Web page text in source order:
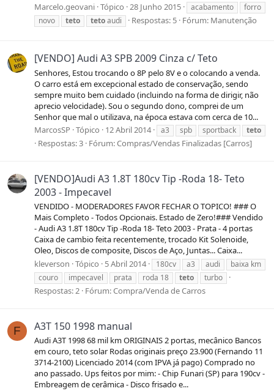
Marcelo.geovani Tópico 28 Junho 2015 acabamento
forro
novo
teto tetoaudi Respostas: 5 Fórum: Manutenção
[VENDO] Audi A3 SPB 2009 Cinza c/ Teto
Senhores, Estou trocando o 8P pelo 8V e o colocando a venda.
O carro está em excepcional estado de conservação, sendo
sempre muito bem cuidado (incluindo na forma de dirigir, não
aprecio velocidade). Sou o segundo dono, comprei de um
Senhor que mal o utilizava, na época estava com cerca de 10...
MarcosSP Tópico 12 Abril 2014 a3 spb sportback teto
Respostas: 3 Fórum:Compras/Vendas Finalizadas [Carros]
[VENDO]Audi A3 1.8T 180cv Tip -Roda 18- Teto
2003 - Impecavel
VENDIDO - MODERADORES FAVOR FECHAR O TOPICO! ### O
Mais Completo - Todos Opcionais. Estado de Zero!### Vendido
- Audi A3 1.8T 180cv Tip -Roda 18- Teto 2003 - Prata - 4 portas
Caixa de cambio feita recentemente, trocado Kit Solenoide,
Oleo, Discos de composite, Discos de Aço, Juntas... Caixa...
kleverson Tópico 5 Abril 2014 180cv a3 audi
baixa km
couro
impecavel prata roda 18 teto turbo
Respostas: 2 Fórum:Compra/Venda de Carros
F A3T 150 1998 manual
Audi A3T 1998 68 mil km ORIGINAIS 2 portas, mecânico Bancos
em couro, teto solar Rodas originais preço 23.900 (Fernando 11
3714-2100) Licenciado 2014 (com IPVA já pago) Comprado no
ano passado. Ups feitos por mim: - Chip Funari (SP) para 190cv -
Embreagem de cerâmica - Disco frisado e...